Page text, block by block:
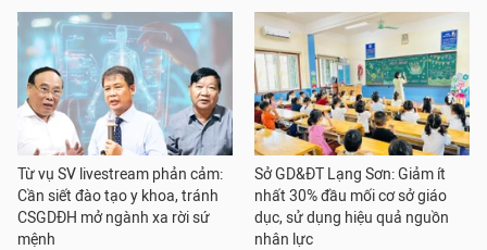
Từ vụ SV livestream phản cảm:
Cần siết đào tạo y khoa, tránh
CSGDĐH mở ngành xa rời sứ
mệnh
Sở GD&ĐT Lạng Sơn: Giảm ít
nhất 30% đầu mối cơ sở giáo
dục, sử dụng hiệu quả nguồn
nhân lực